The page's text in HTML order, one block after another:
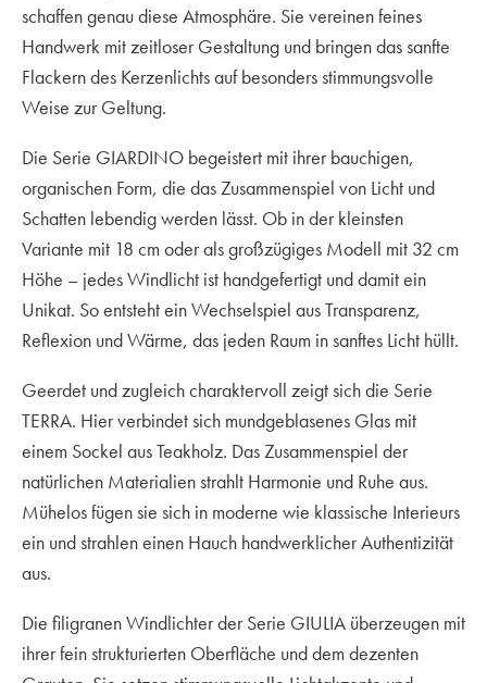
schaffen genau diese Atmosphäre. Sie vereinen feines
Handwerk mit zeitloser Gestaltung und bringen das sanfte
Flackern des Kerzenlichts auf besonders stimmungsvolle
Weise zur Geltung.
Die Serie GIARDINO begeistert mit ihrer bauchigen,
organischen Form, die das Zusammenspiel von Licht und
Schatten lebendig werden lässt. Ob in der kleinsten
Variante mit 18 cm oder als großzügiges Modell mit 32 cm
Höhe – jedes Windlicht ist handgefertigt und damit ein
Unikat. So entsteht ein Wechselspiel aus Transparenz,
Reflexion und Wärme, das jeden Raum in sanftes Licht hüllt.
Geerdet und zugleich charaktervoll zeigt sich die Serie
TERRA. Hier verbindet sich mundgeblasenes Glas mit
einem Sockel aus Teakholz. Das Zusammenspiel der
natürlichen Materialien strahlt Harmonie und Ruhe aus.
Mühelos fügen sie sich in moderne wie klassische Interieurs
ein und strahlen einen Hauch handwerklicher Authentizität
aus.
Die filigranen Windlichter der Serie GIULIA überzeugen mit
ihrer fein strukturierten Oberfläche und dem dezenten